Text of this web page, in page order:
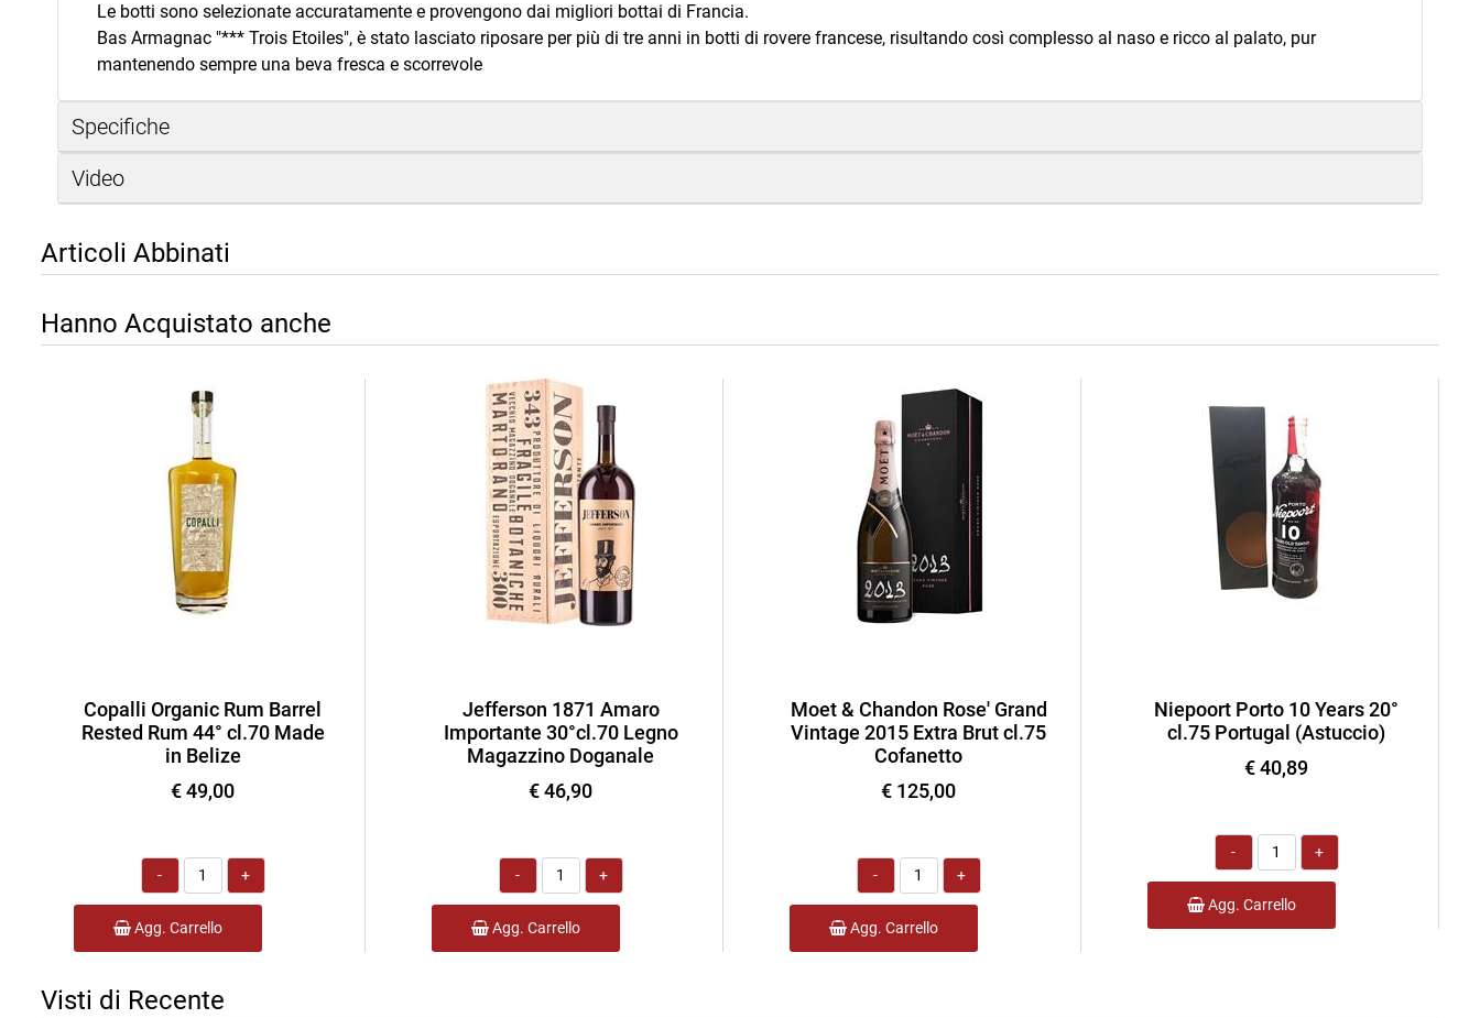
Le botti sono selezionate accuratamente e provengono dai migliori bottai di Francia.
Bas Armagnac "*** Trois Etoiles", è stato lasciato riposare per più di tre anni in botti di rovere francese, risultando così complesso al naso e ricco al palato, pur
mantenendo sempre una beva fresca e scorrevole
Specifiche
Video
Articoli Abbinati
Hanno Acquistato anche
Copalli Organic Rum Barrel
Rested Rum 44° cl.70 Made
in Belize
€ 49,00
Quantità
Agg. Carrello
Jefferson 1871 Amaro
Importante 30°cl.70 Legno
Magazzino Doganale
€ 46,90
Quantità
Agg. Carrello
Moet & Chandon Rose' Grand
Vintage 2015 Extra Brut cl.75
Cofanetto
€ 125,00
Quantità
Agg. Carrello
Niepoort Porto 10 Years 20°
cl.75 Portugal (Astuccio)
€ 40,89
Quantità
Agg. Carrello
Visti di Recente